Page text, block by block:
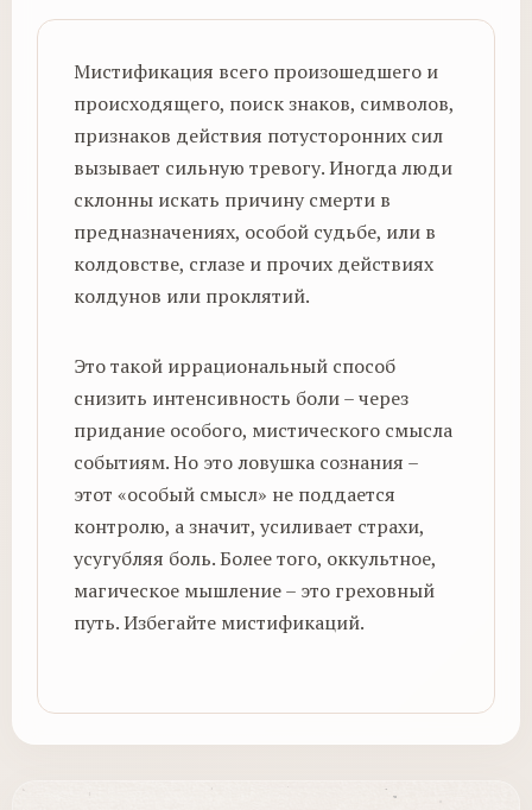
Мистификация всего произошедшего и
происходящего, поиск знаков, символов,
признаков действия потусторонних сил
вызывает сильную тревогу. Иногда люди
склонны искать причину смерти в
предназначениях, особой судьбе, или в
колдовстве, сглазе и прочих действиях
колдунов или проклятий.
Это такой иррациональный способ
снизить интенсивность боли – через
придание особого, мистического смысла
событиям. Но это ловушка сознания –
этот «особый смысл» не поддается
контролю, а значит, усиливает страхи,
усугубляя боль. Более того, оккультное,
магическое мышление – это греховный
путь. Избегайте мистификаций.